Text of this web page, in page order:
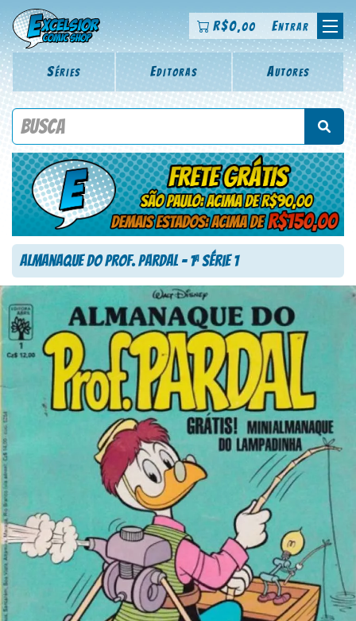
R$0,00 Entrar
Séries Editoras Autores
Procure por título da revista, personagem, série, escritor,
Almanaque do Prof. Pardal – 1aSérie 1